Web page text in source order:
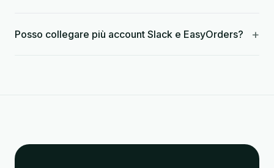
Posso collegare più account Slack e EasyOrders? +